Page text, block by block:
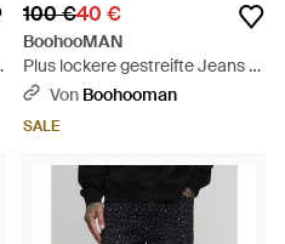
100 €40 €
BoohooMAN
Plus lockere gestreifte Jeans -
Schwarz
Von Boohooman
SALE